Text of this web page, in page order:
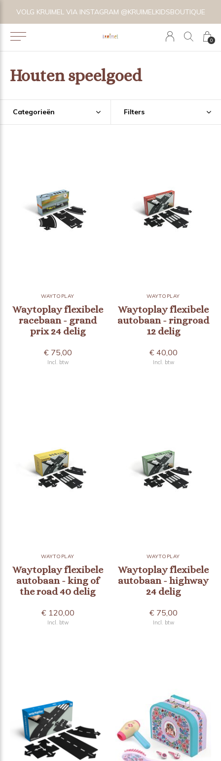
0
VOLG KRUIMEL VIA INSTAGRAM @KRUIMELKIDSBOUTIQUE
Houten speelgoed
Categorieën Filters
WAYTOPLAY
Waytoplay flexibele
racebaan - grand
prix 24 delig
€ 75,00
Incl. btw
WAYTOPLAY
Waytoplay flexibele
autobaan - ringroad
12 delig
€ 40,00
Incl. btw
WAYTOPLAY
Waytoplay flexibele
autobaan - king of
the road 40 delig
€ 120,00
Incl. btw
WAYTOPLAY
Waytoplay flexibele
autobaan - highway
24 delig
€ 75,00
Incl. btw